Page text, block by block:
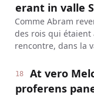
erant in valle
Comme Abram
des rois qui étaient
rencontre, dans la
18
At vero
proferens